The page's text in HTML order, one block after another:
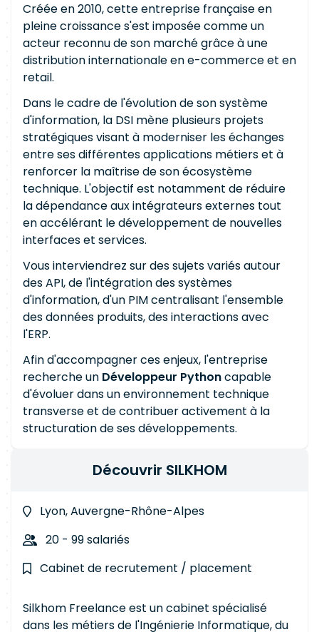
Créée en 2010, cette entreprise française en
pleine croissance s'est imposée comme un
acteur reconnu de son marché grâce à une
distribution internationale en e-commerce et en
retail.
Dans le cadre de l'évolution de son système
d'information, la DSI mène plusieurs projets
stratégiques visant à moderniser les échanges
entre ses différentes applications métiers et à
renforcer la maîtrise de son écosystème
technique. L'objectif est notamment de réduire
la dépendance aux intégrateurs externes tout
en accélérant le développement de nouvelles
interfaces et services.
Vous interviendrez sur des sujets variés autour
des API, de l'intégration des systèmes
d'information, d'un PIM centralisant l'ensemble
des données produits, des interactions avec
l'ERP.
Afin d'accompagner ces enjeux, l'entreprise
recherche un Développeur Pythoncapable
d'évoluer dans un environnement technique
transverse et de contribuer activement à la
structuration de ses développements.
Découvrir SILKHOM
Lyon, Auvergne-Rhône-Alpes
20 - 99 salariés
Cabinet de recrutement / placement
Silkhom Freelance est un cabinet spécialisé
dans les métiers de l'Ingénierie Informatique, du